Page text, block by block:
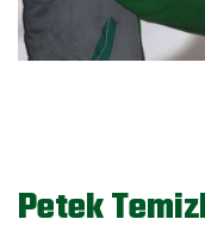
Petek